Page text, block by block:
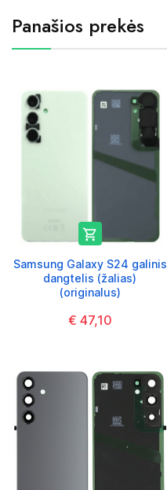
Panašios prekės

Samsung Galaxy S24 galinis
dangtelis (žalias)
(originalus)
€ 47,10